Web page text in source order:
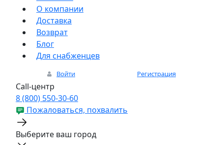
О компании
Доставка
Возврат
Блог
Для снабженцев
Войти Регистрация
Call-центр
8 (800) 550-30-60
Пожаловаться, похвалить
Выберите ваш город